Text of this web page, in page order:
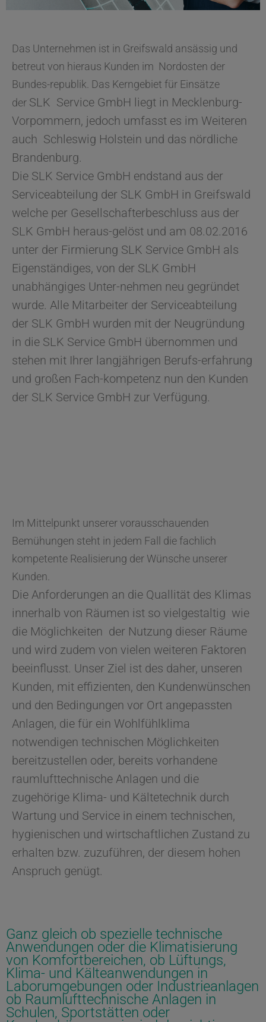
Das Unternehmen ist in Greifswald ansässig und
betreut von hieraus Kunden im Nordosten der
Bundes-republik. Das Kerngebiet für Einsätze
der SLK Service GmbH liegt in Mecklenburg-
Vorpommern, jedoch umfasst es im Weiteren
auch Schleswig Holstein und das nördliche
Brandenburg.
Die SLK Service GmbH endstand aus der
Serviceabteilung der SLK GmbH in Greifswald
welche per Gesellschafterbeschluss aus der
SLK GmbH heraus-gelöst und am 08.02.2016
unter der Firmierung SLK Service GmbH als
Eigenständiges, von der SLK GmbH
unabhängiges Unter-nehmen neu gegründet
wurde. Alle Mitarbeiter der Serviceabteilung
der SLK GmbH wurden mit der Neugründung
in die SLK Service GmbH übernommen und
stehen mit Ihrer langjährigen Berufs-erfahrung
und großen Fach-kompetenz nun den Kunden
der SLK Service GmbH zur Verfügung.
Im Mittelpunkt unserer vorausschauenden
Bemühungen steht in jedem Fall die fachlich
kompetente Realisierung der Wünsche unserer
Kunden.
Die Anforderungen an die Quallität des Klimas
innerhalb von Räumen ist so vielgestaltig wie
die Möglichkeiten der Nutzung dieser Räume
und wird zudem von vielen weiteren Faktoren
beeinflusst. Unser Ziel ist des daher, unseren
Kunden, mit effizienten, den Kundenwünschen
und den Bedingungen vor Ort angepassten
Anlagen, die für ein Wohlfühlklima
notwendigen technischen Möglichkeiten
bereitzustellen oder, bereits vorhandene
raumlufttechnische Anlagen und die
zugehörige Klima- und Kältetechnik durch
Wartung und Service in einem technischen,
hygienischen und wirtschaftlichen Zustand zu
erhalten bzw. zuzuführen, der diesem hohen
Anspruch genügt.
Ganz gleich ob spezielle technische
Anwendungen oder die Klimatisierung
von Komfortbereichen, ob Lüftungs,
Klima- und Kälteanwendungen in
Laborumgebungen oder Industrieanlagen
ob Raumlufttechnische Anlagen in
Schulen, Sportstätten oder